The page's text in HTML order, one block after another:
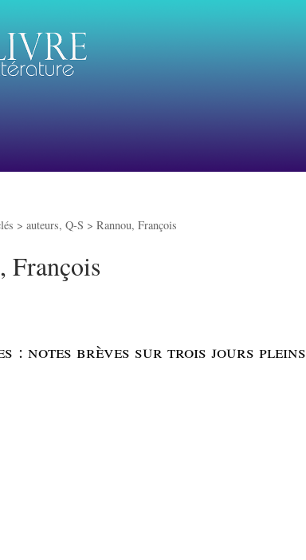
> auteurs, Q-S > Rannou, François
François
: notes brèves sur trois jours pleins